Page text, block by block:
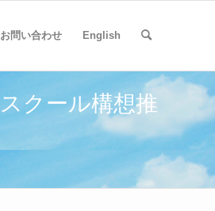
お問い合わせ English
クール構想推